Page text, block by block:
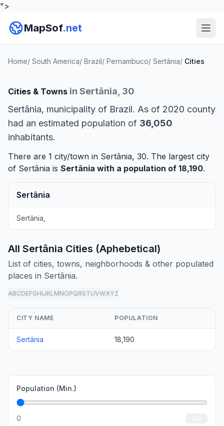
">
MapSof.net
Home/ South America/ Brazil/ Pernambuco/ Sertânia/ Cities
Cities & Towns in Sertânia, 30
Sertânia, municipality of Brazil. As of 2020 county
had an estimated population of 36,050
inhabitants.
There are 1 city/town in Sertânia, 30. The largest city
of Sertânia is Sertânia with a population of 18,190.
Sertânia
Sertânia,
All Sertânia Cities (Aphebetical)
List of cities, towns, neighborhoods & other populated
places in Sertânia.
ABCDEFGHIJKLMNOPQRSTUVWXYZ
CITY NAME POPULATION
Sertânia 18,190
Population (Min.)
0